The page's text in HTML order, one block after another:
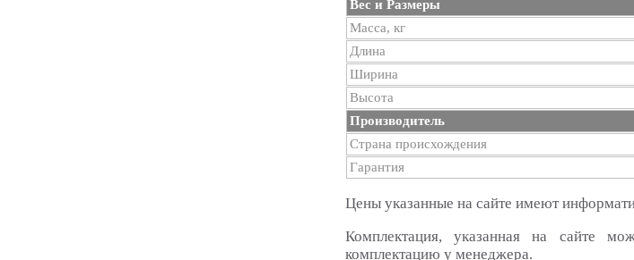
Вес и Размеры
Масса, кг
Длина
Ширина
Высота
Производитель
Страна происхождения
Гарантия
Цены указанные на сайте имеют
Комплектация, указанная на сайте
комплектацию у менеджера.